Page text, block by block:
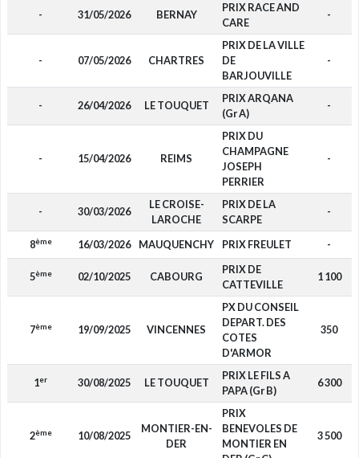
- 31/05/2026 BERNAY
PRIX RACE AND
CARE
-
- 07/05/2026 CHARTRES
PRIX DE LA VILLE
DE
BARJOUVILLE
-
- 26/04/2026 LE TOUQUET
PRIX ARQANA
(Gr A)
-
- 15/04/2026 REIMS
PRIX DU
CHAMPAGNE
JOSEPH
PERRIER
-
- 30/03/2026
LE CROISE-
LAROCHE
PRIX DE LA
SCARPE
-
8ème 16/03/2026 MAUQUENCHY PRIX FREULET -
5ème 02/10/2025 CABOURG
PRIX DE
CATTEVILLE
1 100
7ème 19/09/2025 VINCENNES
PX DU CONSEIL
DEPART. DES
COTES
D'ARMOR
350
1er 30/08/2025 LE TOUQUET
PRIX LE FILS A
PAPA (Gr B)
6 300
2ème 10/08/2025
MONTIER-EN-
DER
PRIX
BENEVOLES DE
MONTIER EN
3 500